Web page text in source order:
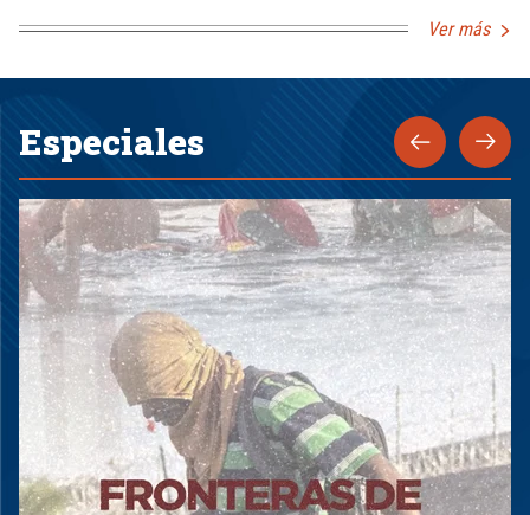
Ver más
Especiales